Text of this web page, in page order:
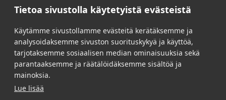
Tietoa sivustolla käytetyistä evästeistä
Käytämme sivustollamme evästeitä kerätäksemme ja
analysoidaksemme sivuston suorituskykyä ja käyttöä,
tarjotaksemme sosiaalisen median ominaisuuksia sekä
parantaaksemme ja räätälöidäksemme sisältöä ja
mainoksia.
Lue lisää
Asiakkaalle
Vastuullisuus
Yritys
Yhteystiedot